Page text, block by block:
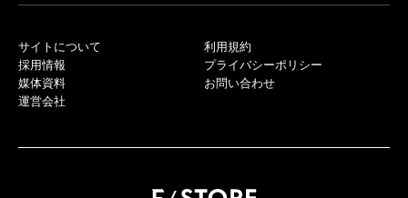
サイトについて
採用情報
媒体資料
運営会社
利用規約
プライバシーポリシー
お問い合わせ